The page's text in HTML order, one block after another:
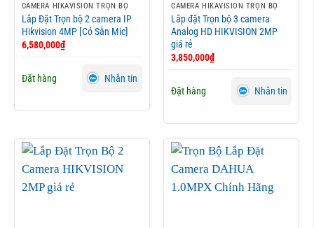
CAMERA HIKAVISION TRỌN BỘ
Lắp Đặt Trọn bộ 2 camera IP
Hikvision 4MP [Có Sẵn Mic]
6,580,000₫
Đặt hàng Nhắn tin
CAMERA HIKAVISION TRỌN BỘ
Lắp đặt Trọn bộ 3 camera
Analog HD HIKVISION 2MP
giá rẻ
3,850,000₫
Đặt hàng Nhắn tin